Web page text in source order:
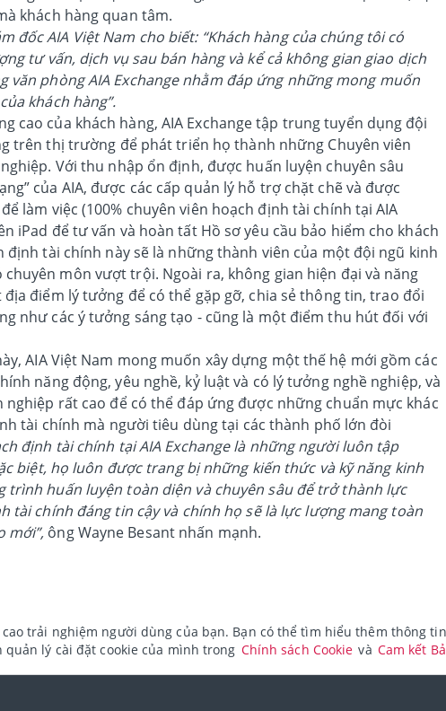
khách hàng quan tâm.
đốc AIA Việt Nam cho biết: “Khách hàng của chúng tôi có
tư vấn, dịch vụ sau bán hàng và kể cả không gian giao dịch
văn phòng AIA Exchange nhằm đáp ứng những mong muốn
khách hàng”.
cao của khách hàng, AIA Exchange tập trung tuyển dụng đội
trên thị trường để phát triển họ thành những Chuyên viên
Với thu nhập ổn định, được huấn luyện chuyên sâu
của AIA, được các cấp quản lý hỗ trợ chặt chẽ và được
làm việc (100% chuyên viên hoạch định tài chính tại AIA
iPad để tư vấn và hoàn tất Hồ sơ yêu cầu bảo hiểm cho khách
định tài chính này sẽ là những thành viên của một đội ngũ kinh
môn vượt trội. Ngoài ra, không gian hiện đại và năng
địa điểm lý tưởng để có thể gặp gỡ, chia sẻ thông tin, trao đổi
như các ý tưởng sáng tạo - cũng là một điểm thu hút đối với
AIA Việt Nam mong muốn xây dựng một thế hệ mới gồm các
năng động, yêu nghề, kỷ luật và có lý tưởng nghề nghiệp, và
nghiệp rất cao để có thể đáp ứng được những chuẩn mực khác
tài chính mà người tiêu dùng tại các thành phố lớn đòi
định tài chính tại AIA Exchange là những người luôn tập
biệt, họ luôn được trang bị những kiến thức và kỹ năng kinh
trình huấn luyện toàn diện và chuyên sâu để trở thành lực
tài chính đáng tin cậy và chính họ sẽ là lực lượng mang toàn
mới”, ông Wayne Besant nhấn mạnh.
trải nghiệm người dùng của bạn. Bạn có thể tìm hiểu thêm thông
lý cài đặt cookie của mình trong Chính sách Cookie và Cam kết